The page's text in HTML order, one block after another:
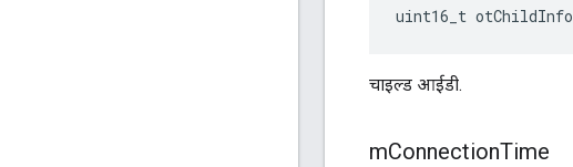
uint16_t otChildInfo
चाइल्ड आईडी.
mConnectionTime